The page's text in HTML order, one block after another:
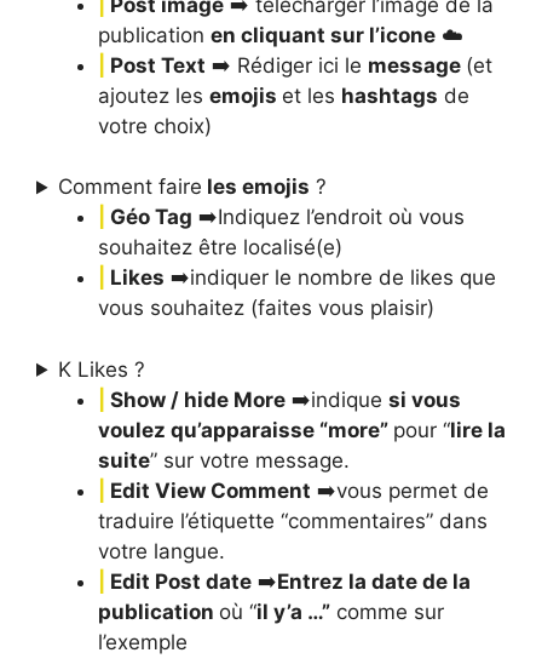
publication en cliquant sur l’icone ☁️
Post Text ➡️ Rédiger ici le message (et
ajoutez les emojis et les hashtags de
votre choix)
Comment faire les emojis ?
Géo Tag ➡️Indiquez l’endroit où vous
souhaitez être localisé(e)
Likes ➡️indiquer le nombre de likes que
vous souhaitez (faites vous plaisir)
K Likes ?
Show / hide More ➡️indique si vous
voulez qu’apparaisse “more” pour “lire la
suite” sur votre message.
Edit View Comment ➡️vous permet de
traduire l’étiquette “commentaires” dans
votre langue.
Edit Post date ➡️Entrez la date de la
publication où “il y’a …” comme sur
l’exemple